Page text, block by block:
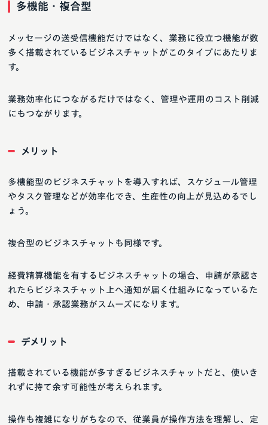
多機能・複合型
メッセージの送受信機能だけではなく、業務に役立つ機能が数
多く搭載されているビジネスチャットがこのタイプにあたりま
す。
業務効率化につながるだけではなく、管理や運用のコスト削減
にもつながります。
メリット
多機能型のビジネスチャットを導入すれば、スケジュール管理
やタスク管理などが効率化でき、生産性の向上が見込めるでし
ょう。
複合型のビジネスチャットも同様です。
経費精算機能を有するビジネスチャットの場合、申請が承認さ
れたらビジネスチャット上へ通知が届く仕組みになっているた
め、申請・承認業務がスムーズになります。
デメリット
搭載されている機能が多すぎるビジネスチャットだと、使いき
れずに持て余す可能性が考えられます。
操作も複雑になりがちなので、従業員が操作方法を理解し、定